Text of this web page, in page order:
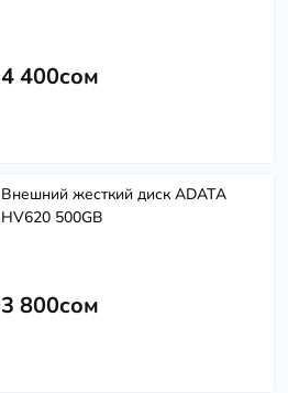
4 400сом
Внешний жесткий диск ADATA
HV620 500GB
3 800сом